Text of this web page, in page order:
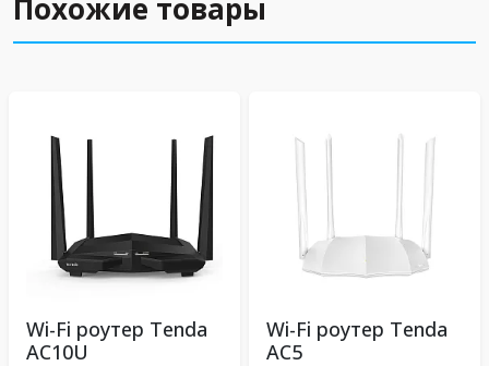
Похожие товары
Wi-Fi роутер Tenda
AC10U
Wi-Fi роутер Tenda
AC5